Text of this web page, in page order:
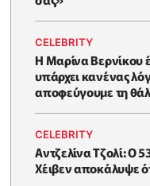
CELEBRITY
Η Μαρίνα Βερνίκου
υπάρχει κανένας
αποφεύγουμε τη
CELEBRITY
Αντζελίνα Τζολί: Ο
Χέιβεν αποκάλυψε